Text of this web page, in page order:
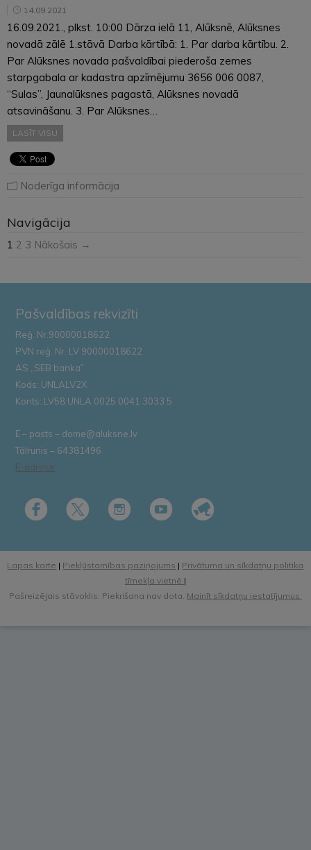
14.09.2021
16.09.2021., plkst. 10:00 Dārza ielā 11, Alūksnē, Alūksnes
novadā zālē 1.stāvā Darba kārtībā: 1. Par darba kārtību. 2.
Par Alūksnes novada pašvaldībai piederoša zemes
starpgabala ar kadastra apzīmējumu 3656 006 0087,
“Sulas”, Jaunalūksnes pagastā, Alūksnes novadā
atsavināšanu. 3. Par Alūksnes…
LASĪT VISU
Noderīga informācija
Navigācija
1 2 3 Nākošais →
Pašvaldības rekvizīti
Reģ. Nr.90000018622
PVN reģ. Nr. LV 90000018622
AS „SEB banka”
Kods: UNLALV2X
Konts: LV58 UNLA 0025 0041 3033 5
E – pasts – dome@aluksne.lv
Tālrunis – 64381496
E-adrese
Lapas karte | Piekļūstamības paziņojums | Privātuma un sīkdatņu politika
tīmekļa vietnē |
Pašreizējais stāvoklis: Piekrišana nav dota. Mainīt sīkdatņu iestatījumus.